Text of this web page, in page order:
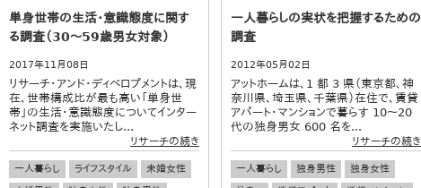
単身世帯の生活・意識態度に関す
る調査（30～59歳男女対象）
2017年11月08日
リサーチ・アンド・ディベロプメントは、現
在、世帯構成比が最も高い「単身世
帯」の生活・意識態度についてインター
ネット調査を実施いたし...
リサーチの続き
一人暮らし ライフスタイル
未婚女性
一人暮らしの実状を把握するための
調査
2012年05月02日
アットホームは、1 都 3 県（東京都、神
奈川県、埼玉県、千葉県）在住で、賃貸
アパート・マンションで暮らす 10～20
代の独身男女 600 名を...
リサーチの続き
一人暮らし 独身男性
独身女性